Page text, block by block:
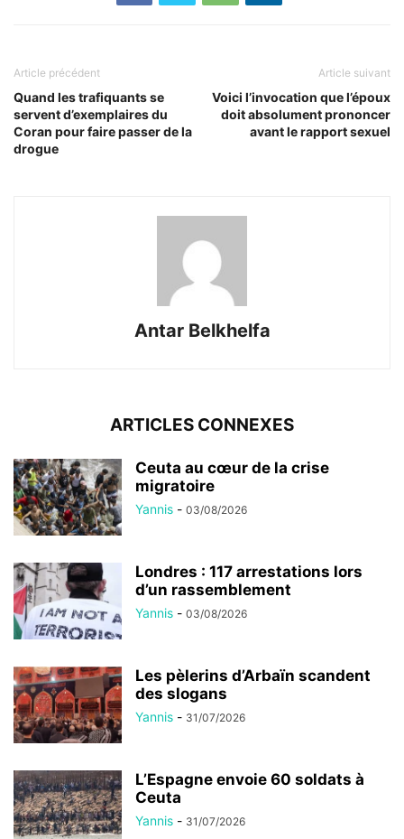
Article précédent
Quand les trafiquants se
servent d’exemplaires du
Coran pour faire passer de la
drogue
Article suivant
Voici l’invocation que l’époux
doit absolument prononcer
avant le rapport sexuel
Antar Belkhelfa
ARTICLES CONNEXES
Ceuta au cœur de la crise
migratoire
Yannis - 03/08/2026
Londres : 117 arrestations lors
d’un rassemblement
Yannis - 03/08/2026
Les pèlerins d’Arbaïn scandent
des slogans
Yannis - 31/07/2026
L’Espagne envoie 60 soldats à
Ceuta
Yannis - 31/07/2026